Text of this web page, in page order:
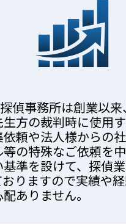
偵事務所は創業以来
生方の裁判時に使用
頼や法人様からの
等の特殊なご依頼を
基準を設けて、探偵
おりますので実績や
ありません。